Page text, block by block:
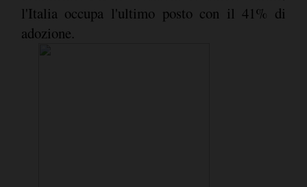
l'Italia occupa l'ultimo posto con il 41% di
adozione.